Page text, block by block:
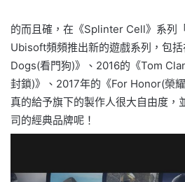
的而且確，在《Splinter Cell》系列
Ubisoft頻頻推出新的遊戲系列，包
Dogs(看門狗)》、2016的《Tom
封鎖)》、2017年的《For Honor(榮
真的給予旗下的製作人很大自由度，
司的經典品牌呢！